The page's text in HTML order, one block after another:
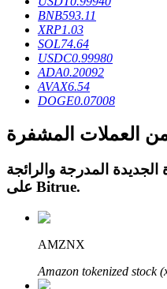
القروض
بالعملات المشفرة
BNB593.11
XRP1.03
SOL74.64
USDC0.99980
ADA0.20092
AVAX6.54
DOGE0.07008
العملات المشفرة
المدرجة والرائجة
Bitrue.
AMZNX
Amazon tokenized stock